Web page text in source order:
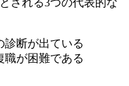
される3つの代表的な
診断が出ている
職が困難である